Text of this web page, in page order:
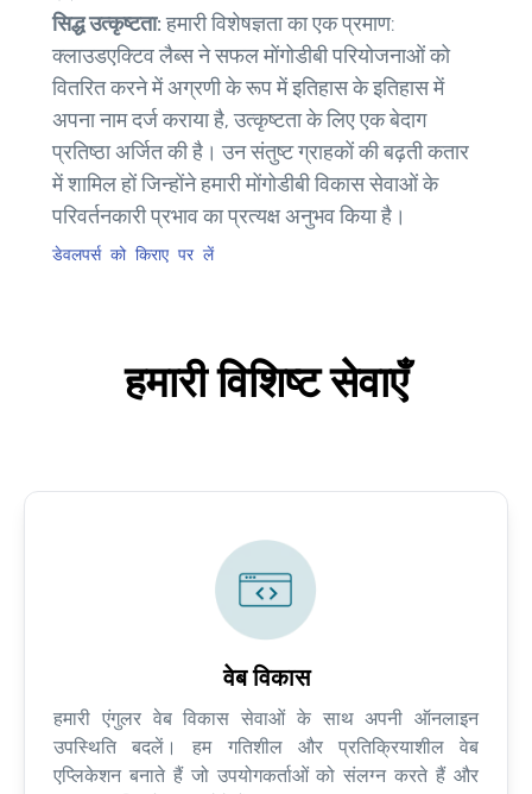
सिद्ध उत्कृष्टता:हमारी विशेषज्ञता का एक प्रमाण:
क्लाउडएक्टिव लैब्स ने सफल मोंगोडीबी परियोजनाओं को
वितरित करने में अग्रणी के रूप में इतिहास के इतिहास में
अपना नाम दर्ज कराया है, उत्कृष्टता के लिए एक बेदाग
प्रतिष्ठा अर्जित की है। उन संतुष्ट ग्राहकों की बढ़ती कतार
में शामिल हों जिन्होंने हमारी मोंगोडीबी विकास सेवाओं के
परिवर्तनकारी प्रभाव का प्रत्यक्ष अनुभव किया है।
डेवलपर्स को किराए पर लें
हमारी विशिष्ट सेवाएँ
वेब विकास
हमारी एंगुलर वेब विकास सेवाओं के साथ अपनी ऑनलाइन
उपस्थिति बदलें। हम गतिशील और प्रतिक्रियाशील वेब
एप्लिकेशन बनाते हैं जो उपयोगकर्ताओं को संलग्न करते हैं और